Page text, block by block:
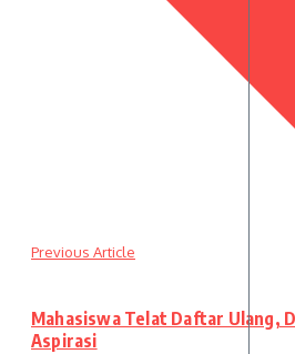
Previous Article
Mahasiswa Telat Daftar Ulang,
Aspirasi